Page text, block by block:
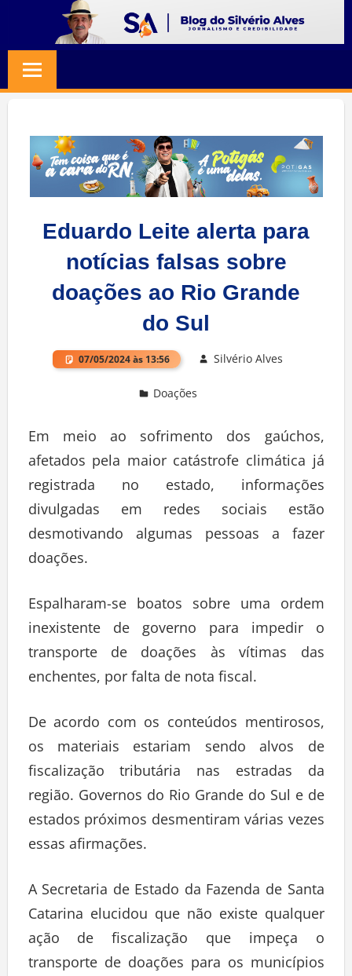
content
SILVERIO
ALVES
Jornalismo
Credibilidade
Eduardo Leite alerta para
notícias falsas sobre
doações ao Rio Grande
do Sul
07/05/2024 às 13:56 Silvério Alves
Doações
Em meio ao sofrimento dos gaúchos,
afetados pela maior catástrofe climática já
registrada no estado, informações
divulgadas em redes sociais estão
desmotivando algumas pessoas a fazer
doações.
Espalharam-se boatos sobre uma ordem
inexistente de governo para impedir o
transporte de doações às vítimas das
enchentes, por falta de nota fiscal.
De acordo com os conteúdos mentirosos,
os materiais estariam sendo alvos de
fiscalização tributária nas estradas da
região. Governos do Rio Grande do Sul e de
estados próximos desmentiram várias vezes
essas afirmações.
A Secretaria de Estado da Fazenda de Santa
Catarina elucidou que não existe qualquer
ação de fiscalização que impeça o
transporte de doações para os municípios